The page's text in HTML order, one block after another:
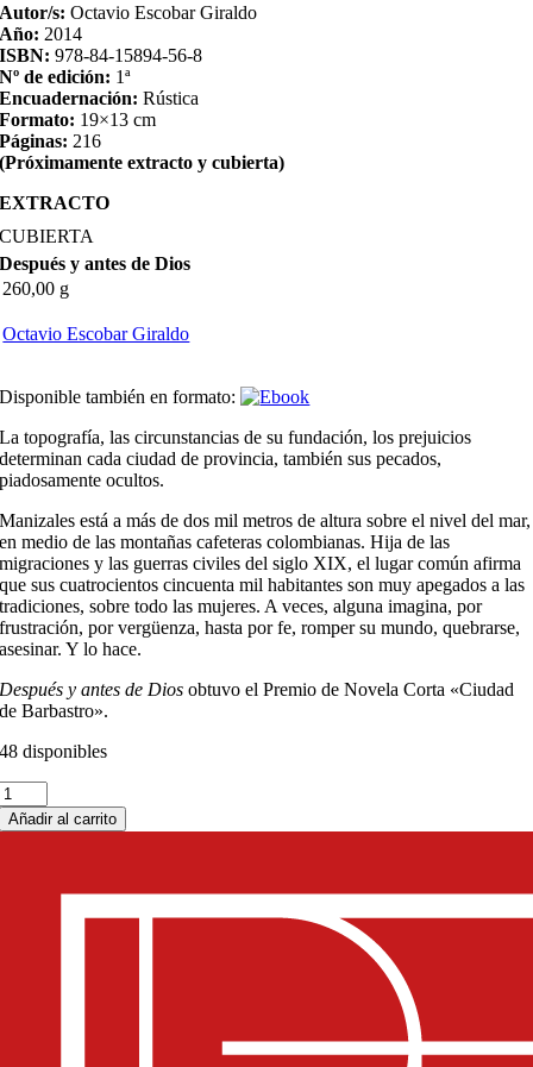
Autor/s:Octavio Escobar Giraldo
Año: 2014
ISBN:978-84-15894-56-8
Nº de edición: 1ª
Encuadernación:Rústica
Formato: 19×13 cm
Páginas: 216
(Próximamente extracto y cubierta)
EXTRACTO
CUBIERTA
Después y antes de Dios
260,00 g
Octavio Escobar Giraldo
Disponible también en formato:
La topografía, las circunstancias de su fundación, los prejuicios
determinan cada ciudad de provincia, también sus pecados,
piadosamente ocultos.
Manizales está a más de dos mil metros de altura sobre el nivel del mar,
en medio de las montañas cafeteras colombianas. Hija de las
migraciones y las guerras civiles del siglo XIX, el lugar común afirma
que sus cuatrocientos cincuenta mil habitantes son muy apegados a las
tradiciones, sobre todo las mujeres. A veces, alguna imagina, por
frustración, por vergüenza, hasta por fe, romper su mundo, quebrarse,
asesinar. Y lo hace.
Después y antes de Diosobtuvo el Premio de Novela Corta «Ciudad
de Barbastro».
48 disponibles
Añadir al carrito